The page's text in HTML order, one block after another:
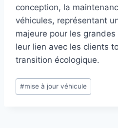
conception, la
véhicules, représentant
majeure pour les
leur lien avec les clients
transition écologique.
Étiquettes
de
#mise à jour véhicule